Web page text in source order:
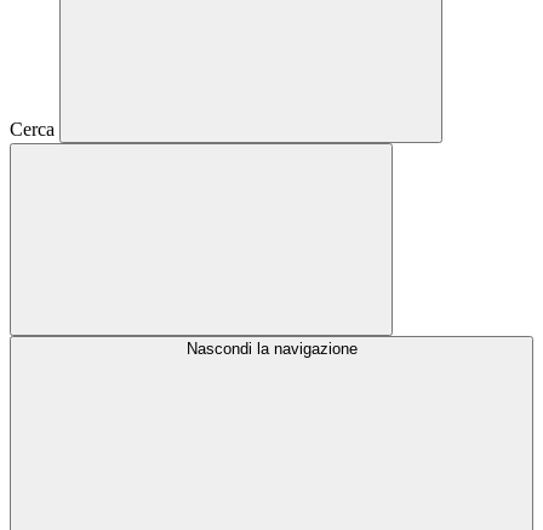
Cerca
Nascondi la navigazione